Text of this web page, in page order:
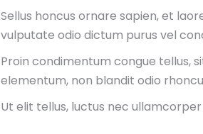
Sellus honcus ornare sapien, et
vulputate odio dictum purus vel
Proin condimentum congue tellus,
elementum, non blandit odio
Ut elit tellus, luctus nec